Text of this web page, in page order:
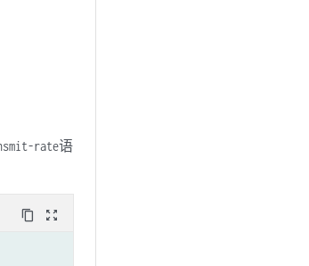
rate语
content_copy zoom_out_map